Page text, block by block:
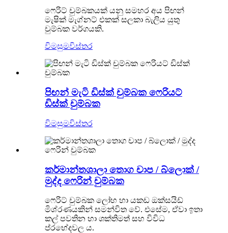
ෆෙරිට් චුම්බකයක් යනු සමහර අය පිඟන්
මැෂික් මැග්නට් එකක් සලකා බැලිය යුතු
චුම්බක වර්ගයකි.
විමසුමවිස්තර
පිඟන් මැටි ඩිස්ක් චුම්බක ෆෙරියට්
ඩිස්ක් චුම්බක
විමසුමවිස්තර
කර්මාන්තශාලා තොග චාප / බ්ලොක් /
මුද්ද ෆෙරින් චුම්බක
ෆෙරිට් චුම්බක ලෝහ හා යකඩ ඔක්සයිඩ්
මිශ්රණයකින් සමන්විත වේ. එසේම, ඒවා ඉතා
කල් පවතින හා ශක්තිමත් සහ විවිධ
ප්රභේදවල ය.